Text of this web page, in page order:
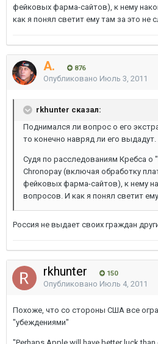
фейковых фарма-сайтов), к нему
как я понял светит ему там за это не
A. 876
Опубликовано Июль 3, 2011
rkhunter сказал:
Поднимался ли вопрос о его
то конечно навряд ли его выдадут.
Судя по расследованиям Кребса о
Chronopay (включая обработку
фейковых фарма-сайтов), к нему
вопросов. И как я понял светит
Россия не выдает своих граждан
rkhunter 150
Опубликовано Июль 4, 2011
Похоже, что со стороны США все
"убеждениями"